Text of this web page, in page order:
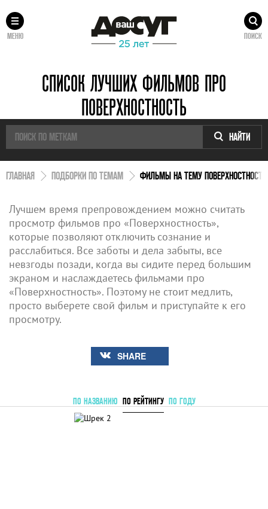
МЕНЮ ПОИСК
СПИСОК ЛУЧШИХ ФИЛЬМОВ ПРО
ПОВЕРХНОСТНОСТЬ
НАЙТИ
ГЛАВНАЯ ПОДБОРКИ ПО ТЕМАМ ФИЛЬМЫ НА ТЕМУ ПОВЕРХНОСТНОСТЬ
Лучшем время препровождением можно считать
просмотр фильмов про «Поверхностность»,
которые позволяют отключить сознание и
расслабиться. Все заботы и дела забыты, все
невзгоды позади, когда вы сидите перед большим
экраном и наслаждаетесь фильмами про
«Поверхностность». Поэтому не стоит медлить,
просто выберете свой фильм и приступайте к его
просмотру.
SHARE
ПО НАЗВАНИЮ ПО РЕЙТИНГУ ПО ГОДУ